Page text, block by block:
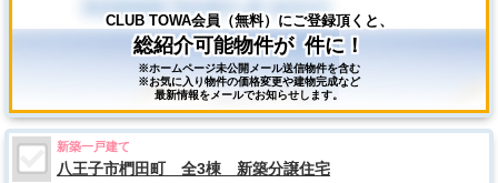
CLUB TOWA会員（無料）にご登録頂くと、
総紹介可能物件が 件に！
※ホームページ未公開メール送信物件を含む
※お気に入り物件の価格変更や建物完成など
最新情報をメールでお知らせします。
新築一戸建て
八王子市椚田町 全3棟 新築分譲住宅